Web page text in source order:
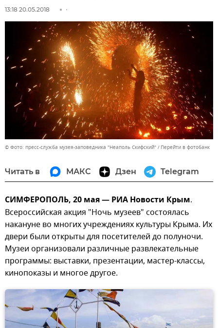
13:18 20.05.2018
© Фото: пресс-служба музея-заповедника "Неаполь Скифский" Перейти в фотобанк
Читать в МАКС Дзен Telegram
СИМФЕРОПОЛЬ, 20 мая — РИА Новости Крым.
Всероссийская акция "Ночь музеев" состоялась
накануне во многих учреждениях культуры Крыма. Их
двери были открыты для посетителей до полуночи.
Музеи организовали различные развлекательные
программы: выставки, презентации, мастер-классы,
кинопоказы и многое другое.